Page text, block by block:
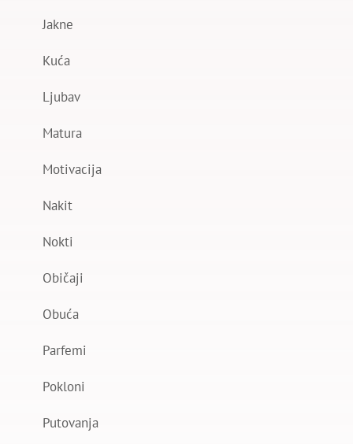
Jakne
Kuća
Ljubav
Matura
Motivacija
Nakit
Nokti
Običaji
Obuća
Parfemi
Pokloni
Putovanja